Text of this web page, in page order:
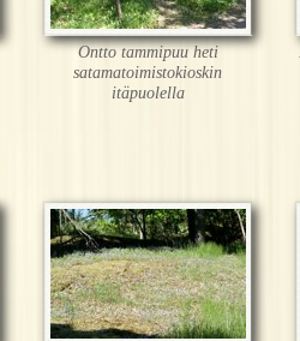
Ontto tammipuu heti
satamatoimistokioskin
itäpuolella